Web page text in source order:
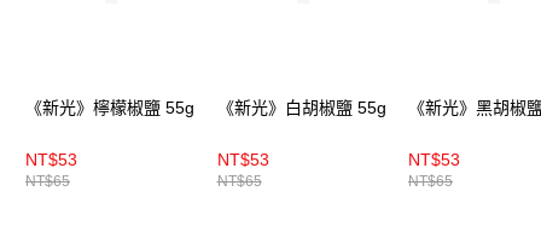
《新光》檸檬椒鹽 55g
NT$53
NT$65
《新光》白胡椒鹽 55g
NT$53
NT$65
《新光》黑胡椒
NT$53
NT$65